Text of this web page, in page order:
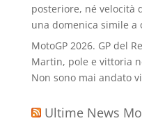
posteriore, né velocità
una domenica simile a
MotoGP 2026. GP del
Martin, pole e vittoria
Non sono mai andato
Ultime News